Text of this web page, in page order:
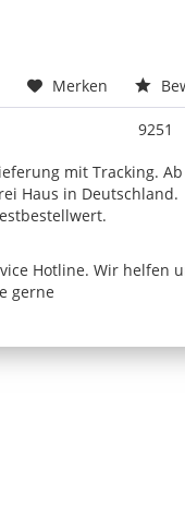
Merken
9251
mit Tracking.
Haus in Deutschland.
Hotline. Wir helfen
gerne